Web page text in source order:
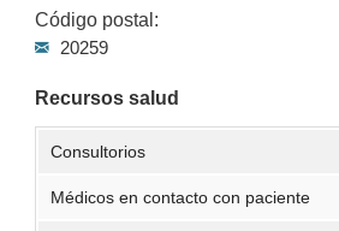
Código postal:
20259
Recursos salud
Consultorios
Médicos en contacto con paciente